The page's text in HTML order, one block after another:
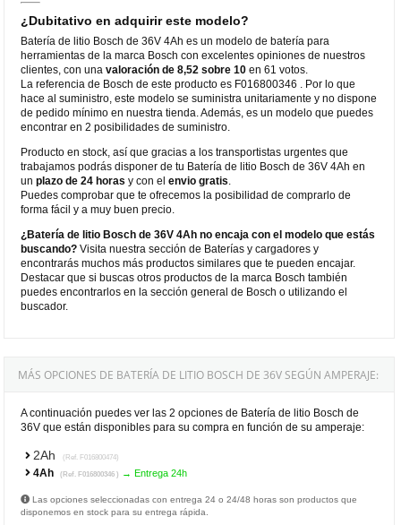
¿Dubitativo en adquirir este modelo?
Batería de litio Bosch de 36V 4Ah es un modelo de batería para
herramientas de la marca Bosch con excelentes opiniones de nuestros
clientes, con unavaloración de 8,52 sobre 10 en 61 votos.
La referencia de Bosch de este producto es F016800346 . Por lo que
hace al suministro, este modelo se suministra unitariamente y no dispone
de pedido mínimo en nuestra tienda. Además, es un modelo que puedes
encontrar en 2 posibilidades de suministro.
Producto en stock, así que gracias a los transportistas urgentes que
trabajamos podrás disponer de tu Batería de litio Bosch de 36V 4Ah en
unplazo de 24 horas y con elenvio gratis
Puedes comprobar que te ofrecemos la posibilidad de comprarlo de
forma fácil y a muy buen precio.
¿Batería de litio Bosch de 36V 4Ah no encaja con el modelo que estás
buscando? Visita nuestra sección de Baterías y cargadores y
encontrarás muchos más productos similares que te pueden encajar.
Destacar que si buscas otros productos de la marca Bosch también
puedes encontrarlos en la sección general de Bosch o utilizando el
buscador.
MÁS OPCIONES DE BATERÍA DE LITIO BOSCH DE 36V SEGÚN AMPERAJE:
A continuación puedes ver las 2 opciones de Batería de litio Bosch de
36V que están disponibles para su compra en función de su amperaje:
2Ah (Ref. F016800474)
4Ah (Ref. F016800346 ) → Entrega 24h
Las opciones seleccionadas con entrega 24 o 24/48 horas son productos que
disponemos en stock para su entrega rápida.